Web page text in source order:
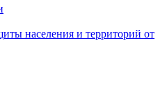
населения и территорий от